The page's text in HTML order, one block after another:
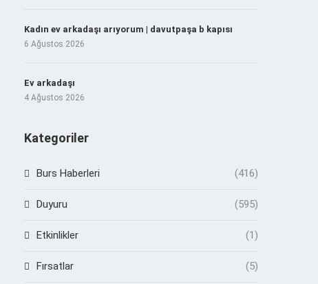
Kadın ev arkadaşı arıyorum | davutpaşa b kapısı
6 Ağustos 2026
Ev arkadaşı
4 Ağustos 2026
Kategoriler
Burs Haberleri (416)
Duyuru (595)
Etkinlikler (1)
Fırsatlar (5)